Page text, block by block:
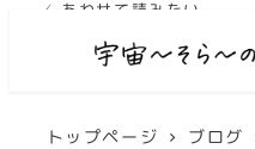
トップページ ブログ
✓ あわせて読みたい